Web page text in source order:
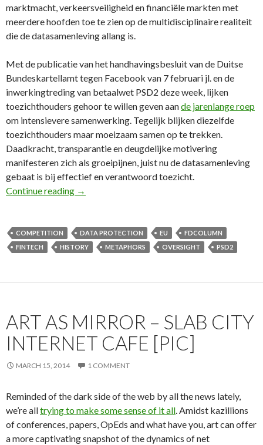
marktmacht, verkeersveiligheid en financiële markten met
meerdere hoofden toe te zien op de multidisciplinaire realiteit
die de datasamenleving allang is.
Met de publicatie van het handhavingsbesluit van de Duitse
Bundeskartellamt tegen Facebook van 7 februari jl. en de
inwerkingtreding van betaalwet PSD2 deze week, lijken
toezichthouders gehoor te willen geven aande jarenlange roep
om intensievere samenwerking. Tegelijk blijken diezelfde
toezichthouders maar moeizaam samen op te trekken.
Daadkracht, transparantie en deugdelijke motivering
manifesteren zich als groeipijnen, juist nu de datasamenleving
gebaat is bij effectief en verantwoord toezicht.
Continue reading 63e FD Column: Broodnodige
→
COMPETITION DATA PROTECTION EU
FDCOLUMN
FINTECH
HISTORY METAPHORS OVERSIGHT PSD2
ART AS MIRROR – SLAB CITY
INTERNET CAFE [PIC]
MARCH 15, 2014 1 COMMENT
Reminded of the dark side of the web by all the news lately,
we’re alltrying to make some sense of it all. Amidst kazillions
of conferences, papers, OpEds and what have you, art can offer
a more captivating snapshot of the dynamics of net